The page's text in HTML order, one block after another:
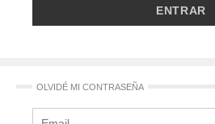
OLVIDÉ MI CONTRASEÑA